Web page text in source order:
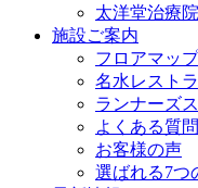
太洋堂治療院
施設ご案内
フロアマップ
名水レスト
ランナーズ
よくある質問
お客様の声
選ばれる7つ